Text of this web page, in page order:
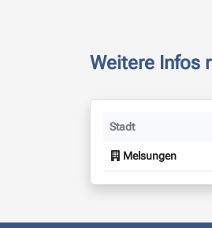
Weitere Infos
Stadt
Melsungen